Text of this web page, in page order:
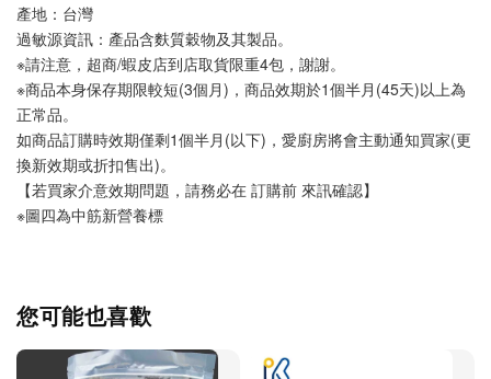
產地：台灣
過敏源資訊：產品含麩質穀物及其製品。
※請注意，超商/蝦皮店到店取貨限重4包，謝謝。
※商品本身保存期限較短(3個月)，商品效期於1個半月(45天)以上為
正常品。
如商品訂購時效期僅剩1個半月(以下)，愛廚房將會主動通知買家(更
換新效期或折扣售出)。
【若買家介意效期問題，請務必在 訂購前 來訊確認】
※圖四為中筋新營養標
您可能也喜歡